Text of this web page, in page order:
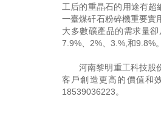
工后的重晶石的用途有
一臺煤矸石粉碎機重要實
大多數礦產品的需求量
7.9%、2%、3.%,和9.8%
河南黎明重工科技股
客戶創造更高的價值和
18539036223。